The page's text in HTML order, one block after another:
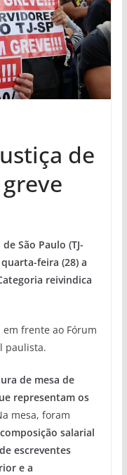
de
São Paulo (TJ-
feira (28) a
reivindica
frente ao Fórum
paulista.
de mesa de
representam os
mesa, foram
salarial
escreventes
e a